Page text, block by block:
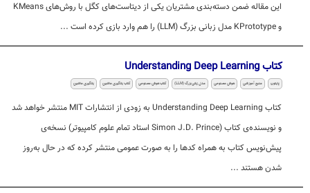
این مقاله ضمن دسته‌بندی مشتریان یکی از دیتاست‌های کگل با روش‌های KMeans
کتاب Understanding Deep Learning
منبع آموزشی هوش مصنوعی مدل زبانی بزرگ (LLM) کتاب هوش مصنوعی کتاب یادگیری ماشین یادگیری ماشین
کتاب Understanding Deep Learning به زودی از انتشارات MIT منتشر خواهد شد
و نویسنده‌ی کتاب (Simon J.D. Prince استاد تمام علوم کامپیوتر) نسخه‌ی
پیش‌نویس کتاب به همراه کدها را به صورت عمومی منتشر کرده که در حال به‌روز
شدن هستند ...